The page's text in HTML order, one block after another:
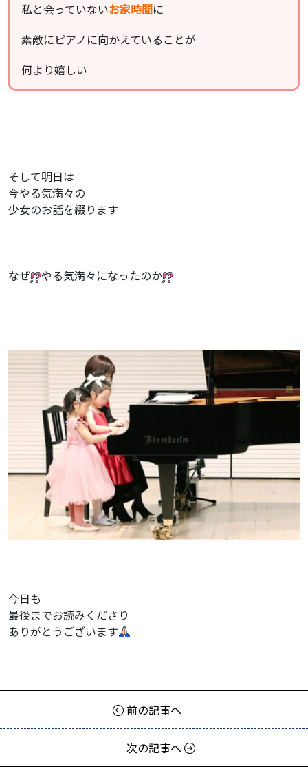
私と会っていないお家時間に
素敵にピアノに向かえていることが
何より嬉しい
そして明日は
今やる気満々の
少女のお話を綴ります
なぜ やる気満々になったのか
今日も
最後までお読みくださり
ありがとうございます
前の記事へ
次の記事へ